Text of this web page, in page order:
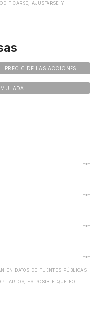
AJUSTARSE Y
PRECIO DE LAS ACCIONES
EN DATOS DE FUENTES PÚBLICAS
ES POSIBLE QUE NO